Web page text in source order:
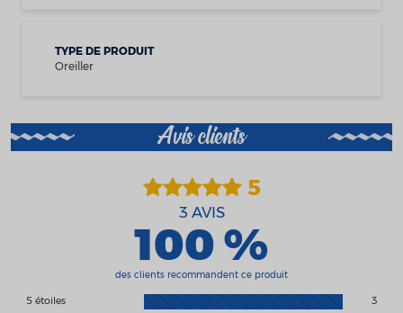
TYPE DE PRODUIT
Oreiller
Avis clients
5
3 AVIS
100 %
des clients recommandent ce produit
5 étoiles
3